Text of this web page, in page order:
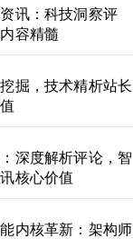
讯：科技洞察评
容精髓
掘，技术精析站长
深度解析评论，智
核心价值
内核革新：架构师